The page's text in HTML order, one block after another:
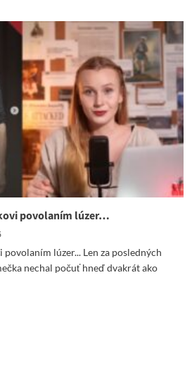
povolaním lúzer…
lúzer... Len za posledných
nechal počuť hneď dvakrát ako